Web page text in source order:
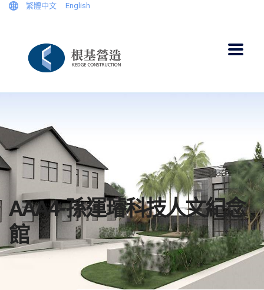
繁體中文 English
AAA4-孫運璿科技人文紀念
館